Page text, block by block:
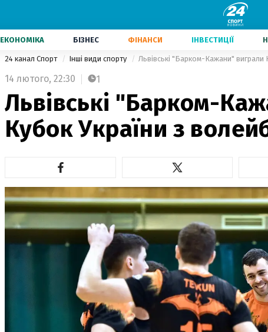
ЕКОНОМІКА БІЗНЕС ФІНАНСИ ІНВЕСТИЦІЇ
24 канал Спорт Інші види спорту Львівські "Барком-Кажани" виграли
14 лютого, 22:30 1
Львівські "Барком-
Кубок України з